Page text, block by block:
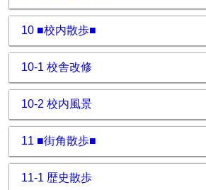
10 ■校内散歩■
10-1 校舎改修
10-2 校内風景
11 ■街角散歩■
11-1 歴史散歩